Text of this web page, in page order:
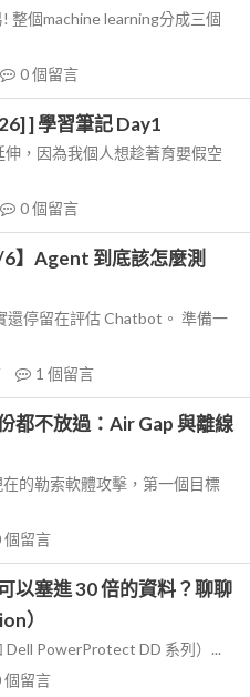
整個machine learning分成三個
0個留言
] 學習筆記 Day1
，因為我個人想趁著育嬰假空
0個留言
】Agent 到底該怎麼測
停留在評估 Chatbot。 準備一
1 個留言
都不放過：Air Gap 與離線
的勒索軟體攻擊，第一個目標
個留言
以塞進 30 倍的資料？聊聊
）
PowerProtect DD 系列）...
個留言